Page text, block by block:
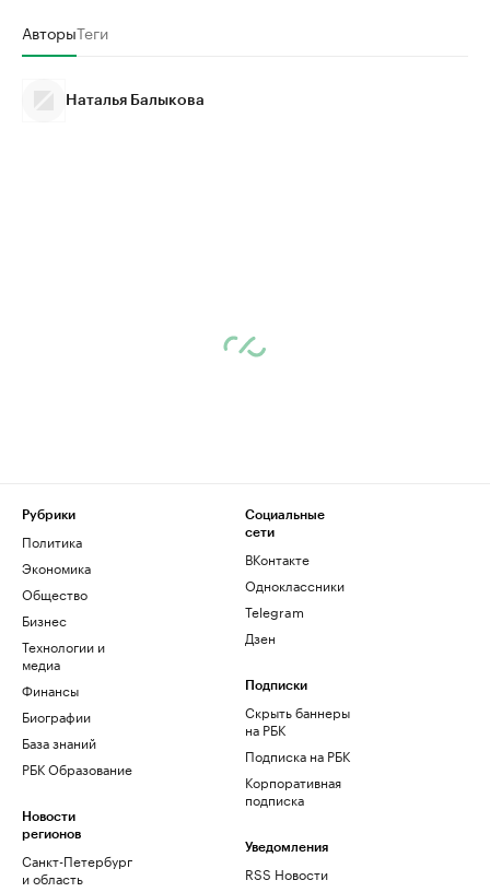
АвторыТеги
Наталья Балыкова
Рубрики
Политика
Экономика
Общество
Бизнес
Технологии и
медиа
Финансы
Биографии
База знаний
РБК Образование
Новости
регионов
Санкт-Петербург
и область
Социальные
сети
ВКонтакте
Одноклассники
Telegram
Дзен
Подписки
Скрыть баннеры
на РБК
Подписка на РБК
Корпоративная
подписка
Уведомления
RSS Новости